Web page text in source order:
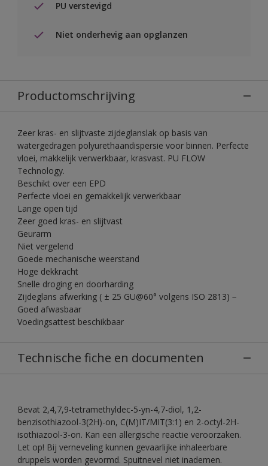
PU verstevigd
Niet onderhevig aan opglanzen
Productomschrijving
Zeer kras- en slijtvaste zijdeglanslak op basis van
watergedragen polyurethaandispersie voor binnen. Perfecte
vloei, makkelijk verwerkbaar, krasvast. PU FLOW
Technology.
Beschikt over een EPD
Perfecte vloei en gemakkelijk verwerkbaar
Lange open tijd
Zeer goed kras- en slijtvast
Geurarm
Niet vergelend
Goede mechanische weerstand
Hoge dekkracht
Snelle droging en doorharding
Zijdeglans afwerking ( ± 25 GU@60° volgens ISO 2813) −
Goed afwasbaar
Voedingsattest beschikbaar
Technische fiche en documenten
Bevat 2,4,7,9-tetramethyldec-5-yn-4,7-diol, 1,2-
benzisothiazool-3(2H)-on, C(M)IT/MIT(3:1) en 2-octyl-2H-
isothiazool-3-on. Kan een allergische reactie veroorzaken.
Let op! Bij verneveling kunnen gevaarlijke inhaleerbare
druppels worden gevormd. Spuitnevel niet inademen.